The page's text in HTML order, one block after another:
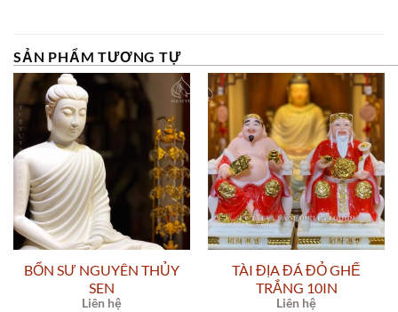
SẢN PHẨM TƯƠNG TỰ
BỔN SƯ NGUYÊN THỦY
SEN
Liên hệ
TÀI ĐỊA ĐÁ ĐỎ GHẾ
TRẮNG 10IN
Liên hệ